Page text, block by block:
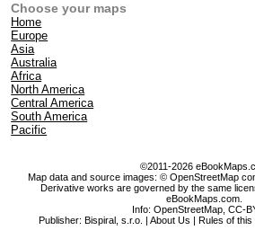
Choose your maps
Home
Europe
Asia
Australia
Africa
North America
Central America
South America
Pacific
©2011-2026
Map data and source images: © OpenStreetMap
Derivative works are governed by the same
eBookMaps.com.
Info:OpenStreetMap ,CC-
Publisher: Bispiral, s.r.o. | About Us | Rules of